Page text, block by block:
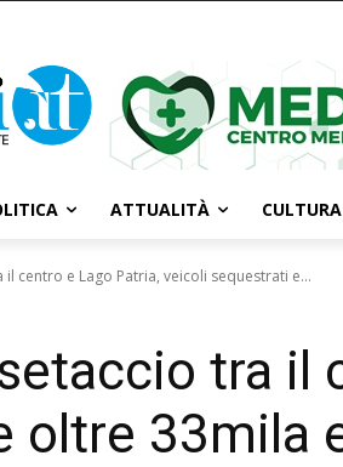
ATTUALITÀ CULTURA
centro e Lago Patria, veicoli sequestrati e...
tra il
oltre 33mila